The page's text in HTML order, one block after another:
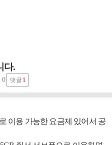
다.
0 댓글 1
이용 가능한 요금제 있어서 공